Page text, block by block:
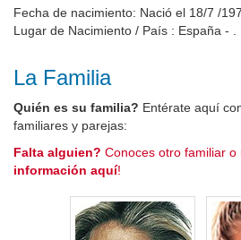
Fecha de nacimiento: Nació el 18/7 /
Lugar de Nacimiento / País : España - .
La Familia
Quién es su familia? Entérate aquí
familiares y parejas:
Falta alguien? Conoces otro familiar o
información aquí!